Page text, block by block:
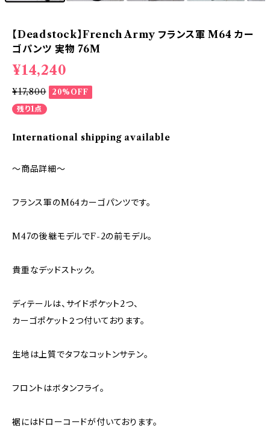
【Deadstock】French Army フランス軍 M64 カー
ゴパンツ 実物 76M
¥14,240
¥17,800
20%OFF
残り1点
International shipping available
～商品詳細～
フランス軍のM64カーゴパンツです。
M47の後継モデルでF-2の前モデル。
貴重なデッドストック。
ディテールは、サイドポケット2つ、
カーゴポケット２つ付いております。
生地は上質でタフなコットンサテン。
フロントはボタンフライ。
裾にはドローコードが付いております。